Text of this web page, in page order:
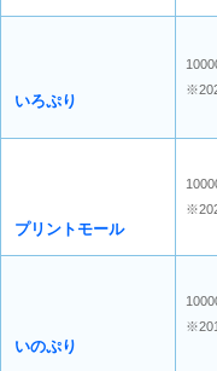
いろぷり
プリントモール
いのぷり